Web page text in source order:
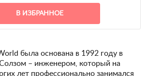
В ИЗБРАННОЕ
была основана в 1992 году в
– инженером, который на
лет профессионально занимался